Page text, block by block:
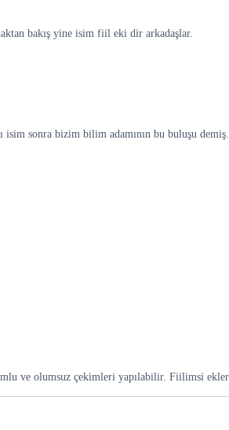
bakış yine isim fiil eki dir arkadaşlar.
sonra bizim bilim adamının bu buluşu demiş.
ve olumsuz çekimleri yapılabilir. Fiilimsi ekleri